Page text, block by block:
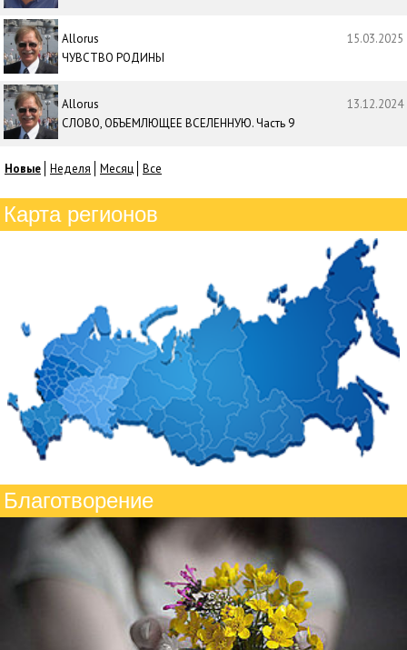
Allorus
15.03.2025
ЧУВСТВО РОДИНЫ
Allorus
13.12.2024
СЛОВО, ОБЪЕМЛЮЩЕЕ ВСЕЛЕННУЮ. Часть 9
Новые Неделя Месяц Все
Карта регионов
Благотворение